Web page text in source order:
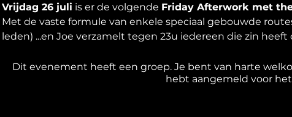
Vrijdag 26 juli is er de volgende Friday Afterwork met
Met de vaste formule van enkele speciaal gebouwde
leden) ...en Joe verzamelt tegen 23u iedereen die zin
Dit evenement heeft een groep. Je bent van harte
hebt aangemeld voor